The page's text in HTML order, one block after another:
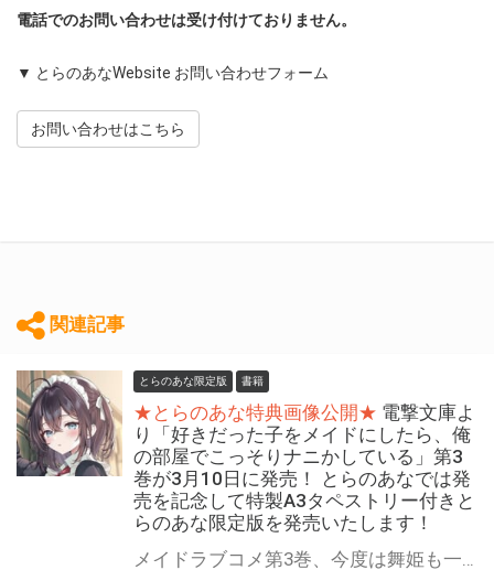
電話でのお問い合わせは受け付けておりません。
▼ とらのあなWebsite お問い合わせフォーム
お問い合わせはこちら
関連記事
とらのあな限定版 書籍
★とらのあな特典画像公開★ 電撃文庫よ
り「好きだった子をメイドにしたら、俺
の部屋でこっそりナニかしている」第3
巻が3月10日に発売！ とらのあなでは発
売を記念して特製A3タペストリー付きと
らのあな限定版を発売いたします！